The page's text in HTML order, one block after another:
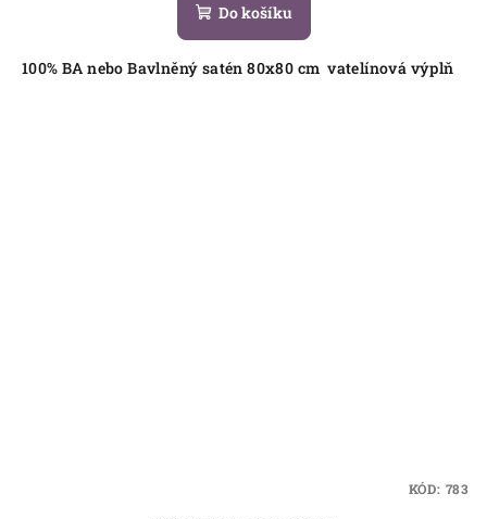
Do košíku
100% BA nebo Bavlněný satén 80x80 cm vatelínová výplň
KÓD: 783